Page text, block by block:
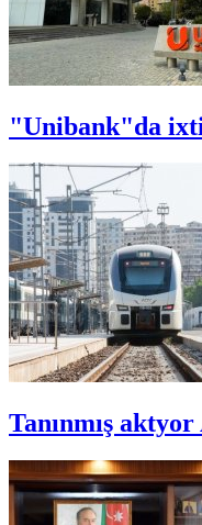
"Unibank"da
Tanınmış